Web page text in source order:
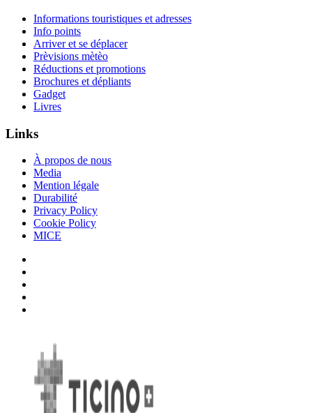
Informations touristiques et adresses
Info points
Arriver et se déplacer
Prèvisions mètèo
Réductions et promotions
Brochures et dépliants
Gadget
Livres
Links
À propos de nous
Media
Mention légale
Durabilité
Privacy Policy
Cookie Policy
MICE